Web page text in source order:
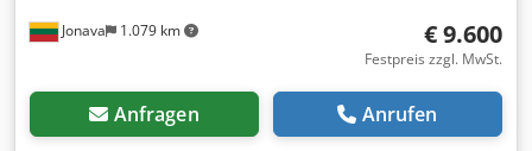
Jonava 1.079 km € 9.600
Festpreis zzgl. MwSt.
Anfragen Anrufen